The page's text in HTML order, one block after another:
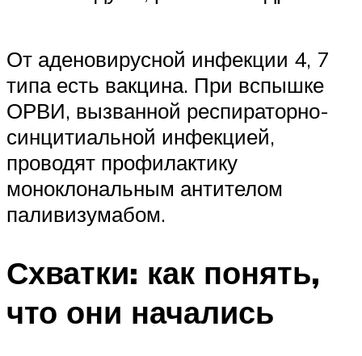
От аденовирусной инфекции 4, 7
типа есть вакцина. При вспышке
ОРВИ, вызванной респираторно-
синцитиальной инфекцией,
проводят профилактику
моноклональным антителом
паливизумабом.
Схватки: как понять,
что они начались